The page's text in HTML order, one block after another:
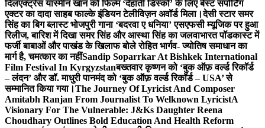
दिलएक्ट्रेस यास्मीन खान को फिल्म ‘देहाती डिस्को’ के लिए बेस्ट सपोर्टिंग
एक्टर का दादा साहब फाल्के इंडियन टेलीविज़न अवॉर्ड मिला।देसी स्टार समर
सिंह का बिग ब्लास्ट भोजपुरी गाना ‘बदरवा ए धनिया’ एसएफसी म्यूजिक पर हुआ
रिलीज, बारिश में दिखा समर सिंह और आस्था सिंह का जलवाभारत पॉडकास्ट में
फर्जी बाबाओं और पाखंड के खिलाफ बोले रोहित भार्गव- ज्योतिष समाधान का
मार्ग है, चमत्कार का नहींSandip Soparrkar At Bishkek International
Film Festival In Kyrgyzstanबख्तवार कृष्णन को ‘बुक ऑफ़ वर्ल्ड रिकॉर्ड
– लंदन’ और डॉ. माधुरी पानमंद को ‘बुक ऑफ़ वर्ल्ड रिकॉर्ड – USA’ से
सम्मानित किया गया।The Journey Of Lyricist And Composer
Amitabh Ranjan From Journalist To Welknown LyricistA
Visionary For The Vulnerable: J&Ks Daughter Reena
Choudhary Outlines Bold Education And Health Reform